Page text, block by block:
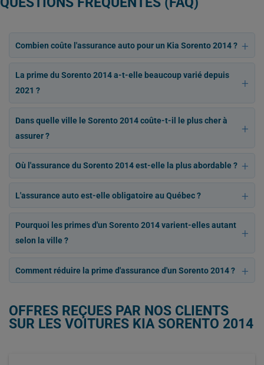
Combien coûte l'assurance auto pour un Kia Sorento 2014 ?
La prime du Sorento 2014 a-t-elle beaucoup varié depuis
2021 ?
Dans quelle ville le Sorento 2014 coûte-t-il le plus cher à
assurer ?
Où l'assurance du Sorento 2014 est-elle la plus abordable ?
L'assurance auto est-elle obligatoire au Québec ?
Pourquoi les primes d'un Sorento 2014 varient-elles autant
selon la ville ?
Comment réduire la prime d'assurance d'un Sorento 2014 ?
OFFRES REÇUES PAR NOS CLIENTS
SUR LES VOITURES KIA SORENTO 2014